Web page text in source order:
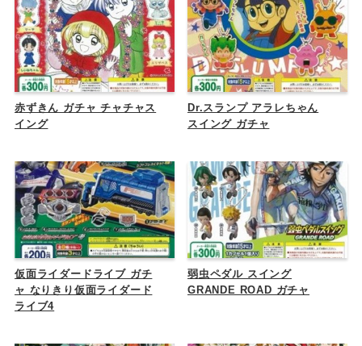
赤ずきん ガチャ チャチャス
イング
Dr.スランプ アラレちゃん
スイング ガチャ
仮面ライダードライブ ガチ
ャ なりきり仮面ライダード
ライブ4
弱虫ペダル スイング
GRANDE ROAD ガチャ